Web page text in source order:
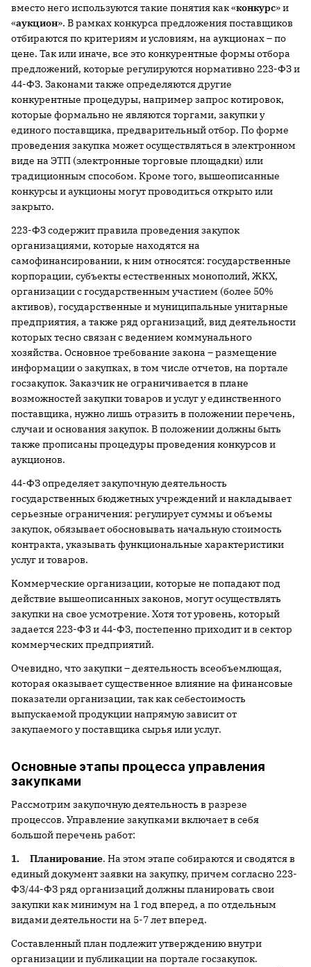
вместо него используются такие понятия как «конкурс» и
«аукцион». В рамках конкурса предложения поставщиков
отбираются по критериям и условиям, на аукционах – по
цене. Так или иначе, все это конкурентные формы отбора
предложений, которые регулируются нормативно 223-ФЗ и
44-ФЗ. Законами также определяются другие
конкурентные процедуры, например запрос котировок,
которые формально не являются торгами, закупки у
единого поставщика, предварительный отбор. По форме
проведения закупка может осуществляться в электронном
виде на ЭТП (электронные торговые площадки) или
традиционным способом. Кроме того, вышеописанные
конкурсы и аукционы могут проводиться открыто или
закрыто.
223-ФЗ содержит правила проведения закупок
организациями, которые находятся на
самофинансировании, к ним относятся: государственные
корпорации, субъекты естественных монополий, ЖКХ,
организации с государственным участием (более 50%
активов), государственные и муниципальные унитарные
предприятия, а также ряд организаций, вид деятельности
которых тесно связан с ведением коммунального
хозяйства. Основное требование закона – размещение
информации о закупках, в том числе отчетов, на портале
госзакупок. Заказчик не ограничивается в плане
возможностей закупки товаров и услуг у единственного
поставщика, нужно лишь отразить в положении перечень,
случаи и основания закупок. В положении должны быть
также прописаны процедуры проведения конкурсов и
аукционов.
44-ФЗ определяет закупочную деятельность
государственных бюджетных учреждений и накладывает
серьезные ограничения: регулирует суммы и объемы
закупок, обязывает обосновывать начальную стоимость
контракта, указывать функциональные характеристики
услуг и товаров.
Коммерческие организации, которые не попадают под
действие вышеописанных законов, могут осуществлять
закупки на свое усмотрение. Хотя тот уровень, который
задается 223-ФЗ и 44-ФЗ, постепенно приходит и в сектор
коммерческих предприятий.
Очевидно, что закупки – деятельность всеобъемлющая,
которая оказывает существенное влияние на финансовые
показатели организации, так как себестоимость
выпускаемой продукции напрямую зависит от
закупаемого у поставщика сырья или услуг.
Основные этапы процесса управления
закупками
Рассмотрим закупочную деятельность в разрезе
процессов. Управление закупками включает в себя
большой перечень работ:
1. Планирование. На этом этапе собираются и сводятся в
единый документ заявки на закупку, причем согласно 223-
ФЗ/44-ФЗ ряд организаций должны планировать свои
закупки как минимум на 1 год вперед, а по отдельным
видами деятельности на 5-7 лет вперед.
Составленный план подлежит утверждению внутри
организации и публикации на портале госзакупок.